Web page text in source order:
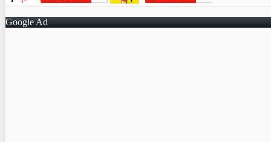
Google Ad